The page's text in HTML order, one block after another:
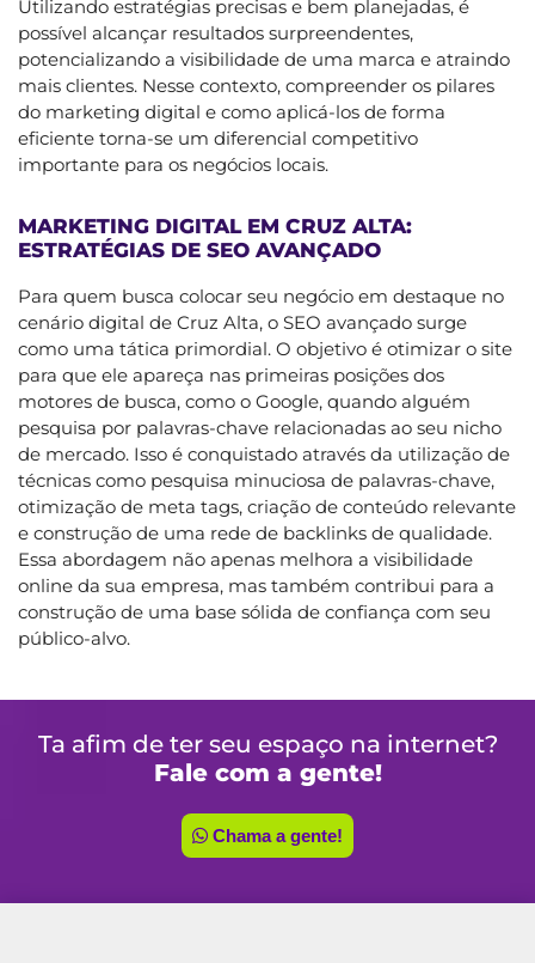
Utilizando estratégias precisas e bem planejadas, é
possível alcançar resultados surpreendentes,
potencializando a visibilidade de uma marca e atraindo
mais clientes. Nesse contexto, compreender os pilares
do marketing digital e como aplicá-los de forma
eficiente torna-se um diferencial competitivo
importante para os negócios locais.
MARKETING DIGITAL EM CRUZ ALTA:
ESTRATÉGIAS DE SEO AVANÇADO
Para quem busca colocar seu negócio em destaque no
cenário digital de Cruz Alta, o SEO avançado surge
como uma tática primordial. O objetivo é otimizar o site
para que ele apareça nas primeiras posições dos
motores de busca, como o Google, quando alguém
pesquisa por palavras-chave relacionadas ao seu nicho
de mercado. Isso é conquistado através da utilização de
técnicas como pesquisa minuciosa de palavras-chave,
otimização de meta tags, criação de conteúdo relevante
e construção de uma rede de backlinks de qualidade.
Essa abordagem não apenas melhora a visibilidade
online da sua empresa, mas também contribui para a
construção de uma base sólida de confiança com seu
público-alvo.
Ta afim de ter seu espaço na internet?
Fale com a gente!
Chama a gente!